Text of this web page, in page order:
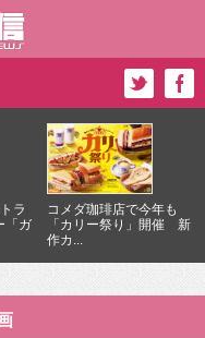
ラ
「ガ
コメダ珈琲店で今年も
「カリー祭り」開催 新
作カ...